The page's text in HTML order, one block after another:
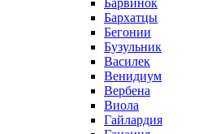
Барвинок
Бархатцы
Бегонии
Бузульник
Василек
Венидиум
Вербена
Виола
Гайлардия